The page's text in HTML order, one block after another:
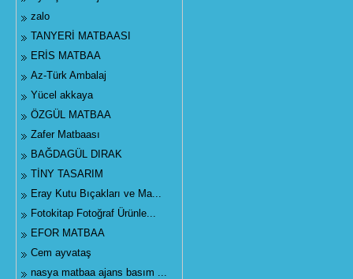
zalo
TANYERİ MATBAASI
ERİS MATBAA
Az-Türk Ambalaj
Yücel akkaya
ÖZGÜL MATBAA
Zafer Matbaası
BAĞDAGÜL DIRAK
TİNY TASARIM
Eray Kutu Bıçakları ve Ma...
Fotokitap Fotoğraf Ürünle...
EFOR MATBAA
Cem ayvataş
nasya matbaa ajans basım ...